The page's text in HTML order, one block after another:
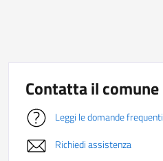
Contatta il comune
Leggi le domande frequenti
Richiedi assistenza